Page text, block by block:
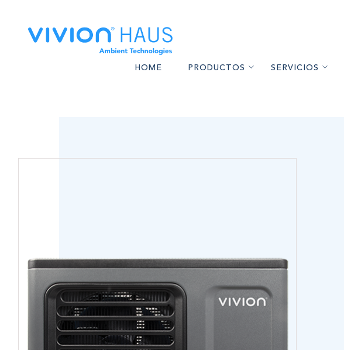
HOME PRODUCTOS
HOGAR INTELIGENTE
SERVICIOS